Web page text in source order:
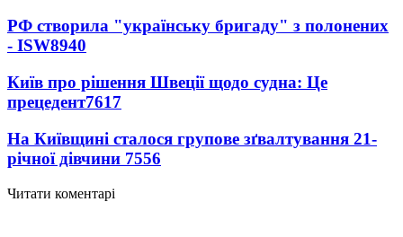
РФ створила "українську бригаду" з полонених
- ISW8940
Київ про рішення Швеції щодо судна: Це
прецедент7617
На Київщині сталося групове зґвалтування 21-
річної дівчини 7556
Читати коментарі